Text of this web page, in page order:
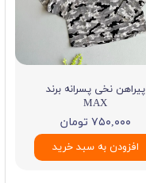
پیراهن نخی پسرانه برند
MAX
۷۵۰,۰۰۰ تومان
افزودن به سبد خرید